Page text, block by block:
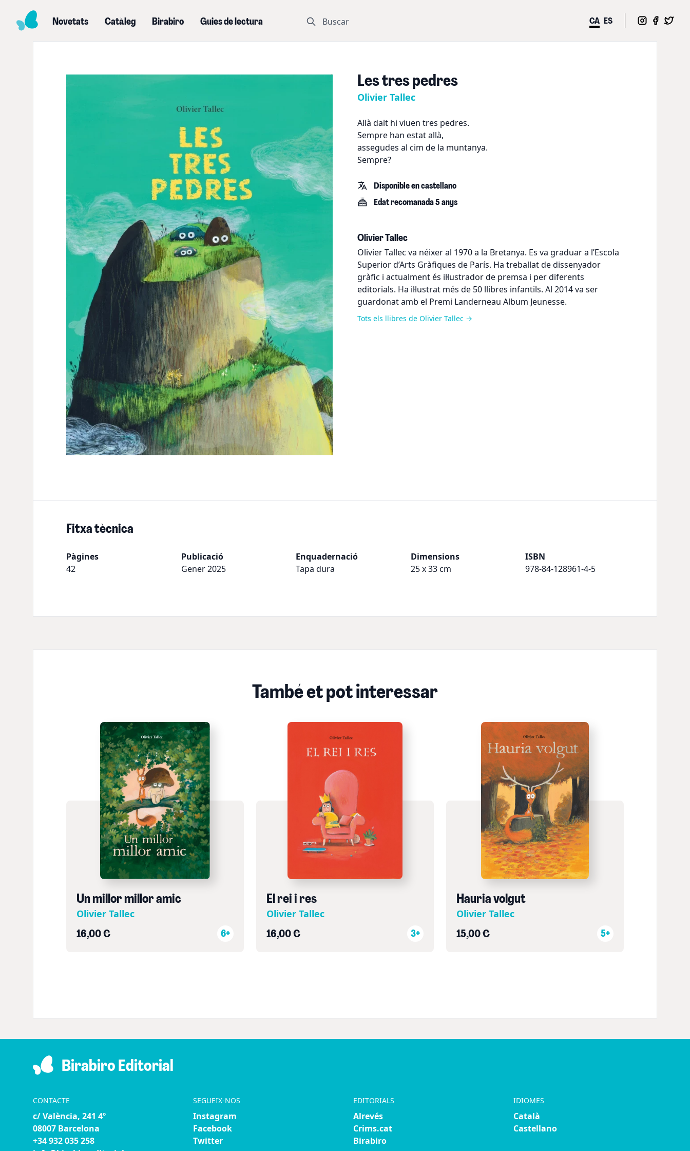
Novetats Catàleg Birabiro Guies de lectura Buscar CA ES
Les tres pedres
Olivier Tallec
Allà dalt hi viuen tres pedres.
Sempre han estat allà,
assegudes al cim de la muntanya.
Sempre?
Disponible en castellano
Edat recomanada 5 anys
Olivier Tallec
Olivier Tallec va néixer al 1970 a la Bretanya. Es va graduar a l’Escola
Superior d’Arts Gràfiques de París. Ha treballat de dissenyador
gràfic i actualment és il·lustrador de premsa i per diferents
editorials. Ha il·lustrat més de 50 llibres infantils. Al 2014 va ser
guardonat amb el Premi Landerneau Album Jeunesse.
Tots els llibres de Olivier Tallec →
Fitxa tècnica
Pàgines
42
Publicació
Gener 2025
Enquadernació
Tapa dura
Dimensions
25 x 33 cm
ISBN
978-84-128961-4-5
També et pot interessar
Un millor millor amic
Olivier Tallec
16,00 € 6+
El rei i res
Olivier Tallec
16,00 € 3+
Hauria volgut
Olivier Tallec
15,00 € 5+
Birabiro Editorial
CONTACTE
c/ València, 241 4º
08007 Barcelona
+34 932 035 258
SEGUEIX-NOS
Instagram
Facebook
Twitter
EDITORIALS
Alrevés
Crims.cat
Birabiro
IDIOMES
Català
Castellano